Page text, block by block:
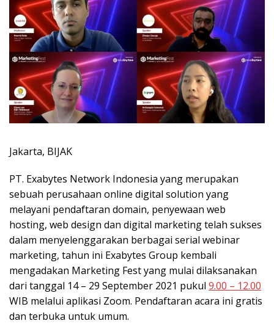
Jakarta, BIJAK
PT. Exabytes Network Indonesia yang merupakan
sebuah perusahaan online digital solution yang
melayani pendaftaran domain, penyewaan web
hosting, web design dan digital marketing telah sukses
dalam menyelenggarakan berbagai serial webinar
marketing, tahun ini Exabytes Group kembali
mengadakan Marketing Fest yang mulai dilaksanakan
dari tanggal 14 – 29 September 2021 pukul 9.00 – 12.00
WIB melalui aplikasi Zoom. Pendaftaran acara ini gratis
dan terbuka untuk umum.